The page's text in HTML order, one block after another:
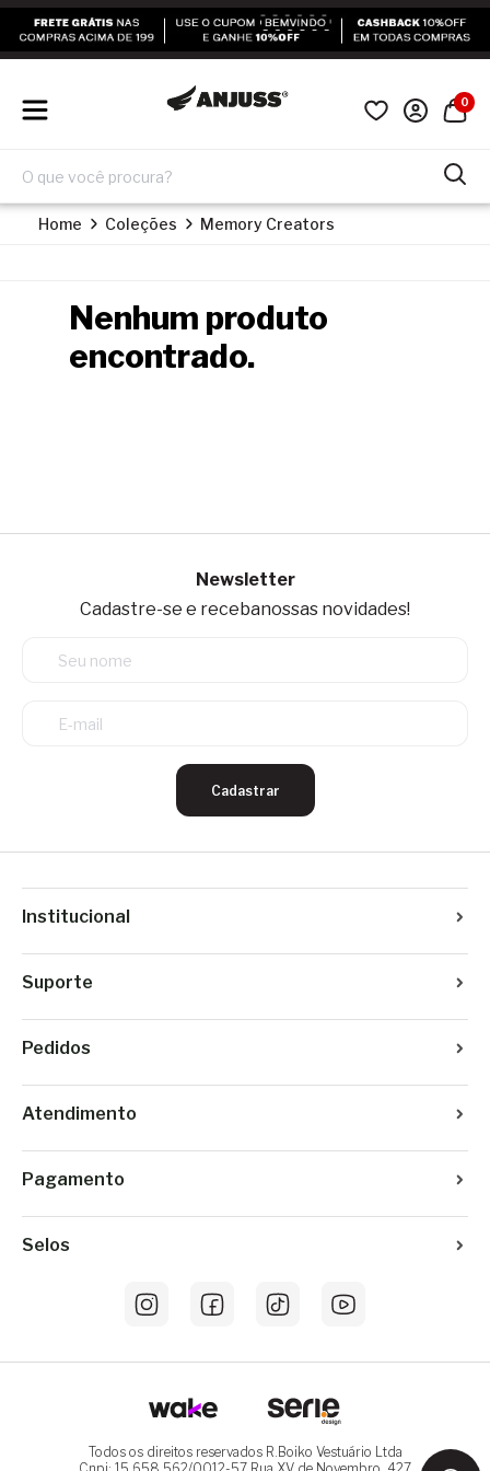
0
Home Coleções Memory Creators
Nenhum produto
encontrado.
Newsletter
Cadastre-se e recebanossas novidades!
Cadastrar
Institucional
Suporte
Pedidos
Atendimento
Pagamento
Selos
Todos os direitos reservados R.Boiko Vestuário Ltda